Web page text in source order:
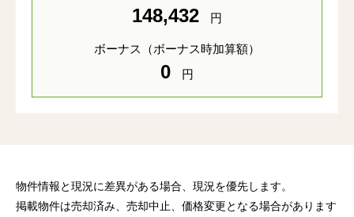
148,432 円
ボーナス （ボーナス時加算額）
0 円
物件情報と現況に差異がある場合、現況を優先します。
掲載物件は売却済み、売却中止、価格変更となる場合があります